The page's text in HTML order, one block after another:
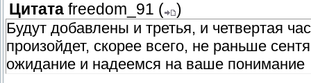
Цитата freedom_91 (
)
Будут добавлены и третья, и четвертая
произойдет, скорее всего, не раньше
ожидание и надеемся на ваше понимание